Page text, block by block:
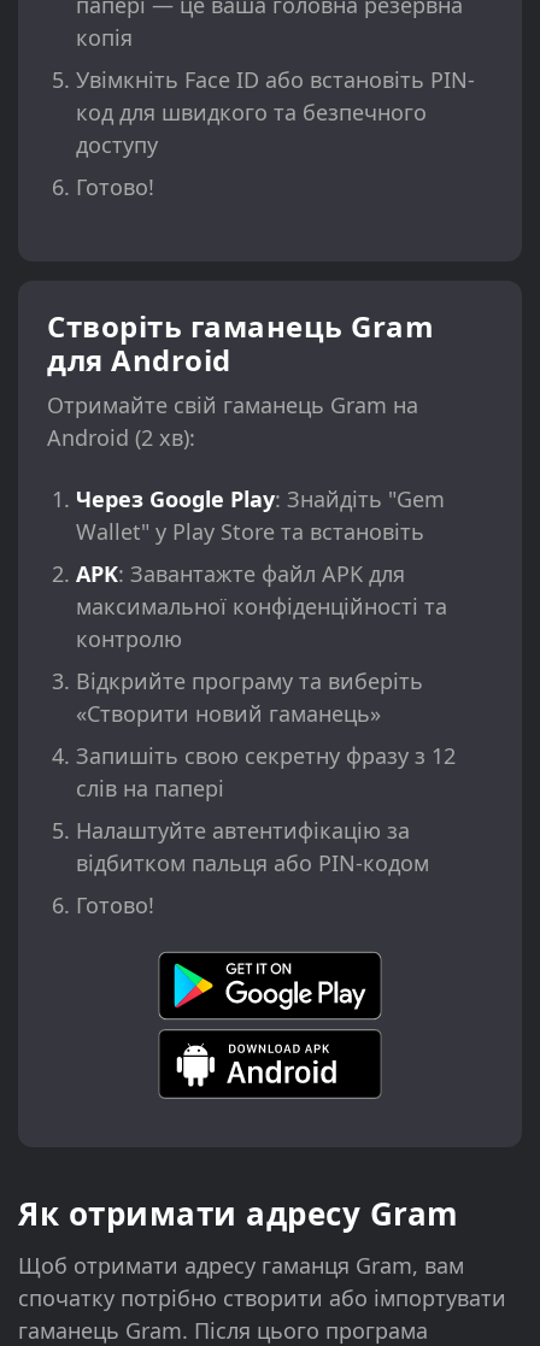
копія
Увімкніть Face ID або встановіть PIN-
код для швидкого та безпечного
доступу
Готово!
Створіть гаманець Gram
для Android
Отримайте свій гаманець Gram на
Android (2 хв):
Через Google Play: Знайдіть "Gem
Wallet" у Play Store та встановіть
APK: Завантажте файл APK для
максимальної конфіденційності та
контролю
Відкрийте програму та виберіть
«Створити новий гаманець»
Запишіть свою секретну фразу з 12
слів на папері
Налаштуйте автентифікацію за
відбитком пальця або PIN-кодом
Готово!
Як отримати адресу Gram
Щоб отримати адресу гаманця Gram, вам
спочатку потрібно створити або імпортувати
гаманець Gram. Після цього програма